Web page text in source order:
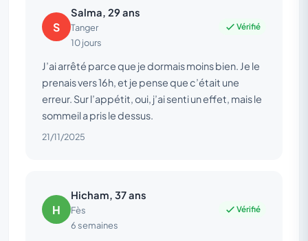
S
Salma, 29 ans
Tanger
10 jours
Vérifié
J’ai arrêté parce que je dormais moins bien. Je le
prenais vers 16h, et je pense que c’était une
erreur. Sur l’appétit, oui, j’ai senti un effet, mais le
sommeil a pris le dessus.
21/11/2025
H
Hicham, 37 ans
Fès
6 semaines
Vérifié